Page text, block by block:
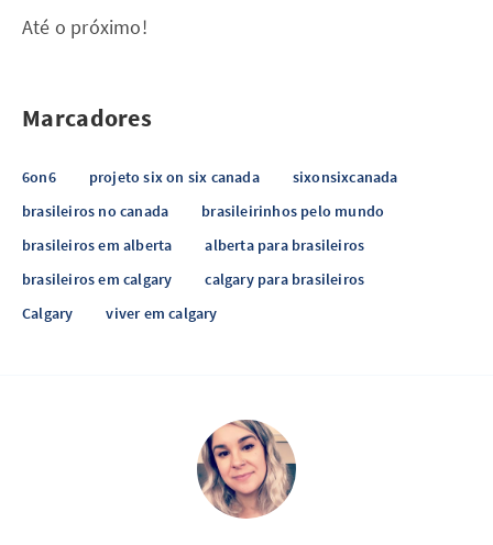
Até o próximo!
Marcadores
6on6 projeto six on six canada
sixonsixcanada
brasileiros no canada
brasileirinhos pelo mundo
brasileiros em alberta
alberta para brasileiros
brasileiros em calgary
calgary para brasileiros
Calgary
viver em calgary